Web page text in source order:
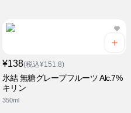
¥138(税込¥151.8)
氷結 無糖グレープフルーツ Alc.7%
キリン
350ml